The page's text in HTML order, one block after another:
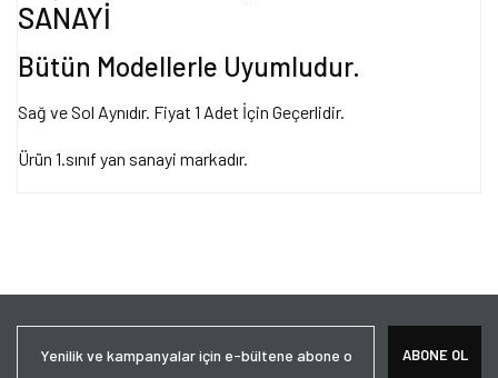
SANAYİ
Bütün Modellerle Uyumludur.
Sağ ve Sol Aynıdır. Fiyat 1 Adet İçin Geçerlidir.
Ürün 1.sınıf yan sanayi markadır.
Ürün açıklamasında eksik bilgiler bulunuyor.
ABONE OL